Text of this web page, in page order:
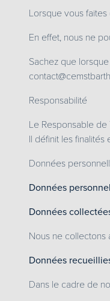
Lorsque vous
En effet, nous ne
Sachez que
Responsabilité
Le Responsable de
Il définit les
Données
Données
Données
Nous ne collectons
Données
Dans le cadre de